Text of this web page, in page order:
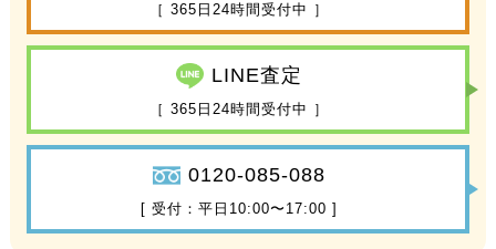
［ 365日24時間受付中 ］
LINE査定
［ 365日24時間受付中 ］
0120-085-088
[ 受付：平日10:00〜17:00 ]